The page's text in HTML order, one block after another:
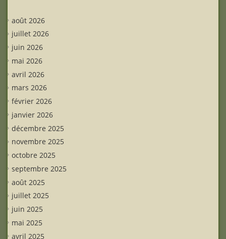
août 2026
juillet 2026
juin 2026
mai 2026
avril 2026
mars 2026
février 2026
janvier 2026
décembre 2025
novembre 2025
octobre 2025
septembre 2025
août 2025
juillet 2025
juin 2025
mai 2025
avril 2025